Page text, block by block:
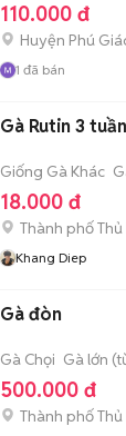
110.000 đ
Huyện Phú
1 đã bán
Gà Rutin 3
Giống Gà Khác
18.000 đ
Thành phố
Khang Diep
Gà đòn
Gà Chọi Gà lớn
500.000 đ
Thành phố